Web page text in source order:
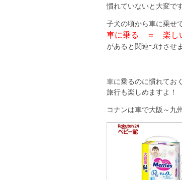
慣れていないと大変です
子犬の頃から車に乗せ
車に乗る ＝ 楽し
があると関連づけさせ
車に乗るのに慣れてお
旅行も楽しめますよ！
コナンは車で大阪～九